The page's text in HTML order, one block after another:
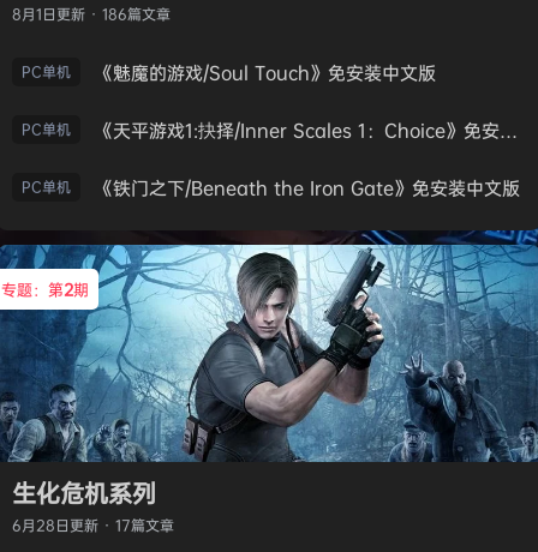
8月1日更新 · 186篇文章
PC单机 《魅魔的游戏/Soul Touch》免安装中文版
PC单机 《天平游戏1:抉择/Inner Scales 1：Choice》免安装中文版
PC单机 《铁门之下/Beneath the Iron Gate》免安装中文版
专题：第2期
生化危机系列
6月28日更新 · 17篇文章